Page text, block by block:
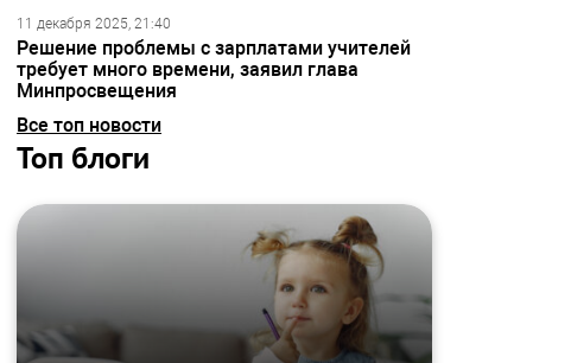
11 декабря 2025, 21:40
Решение проблемы с зарплатами учителей
требует много времени, заявил глава
Минпросвещения
Все топ новости
Топ блоги